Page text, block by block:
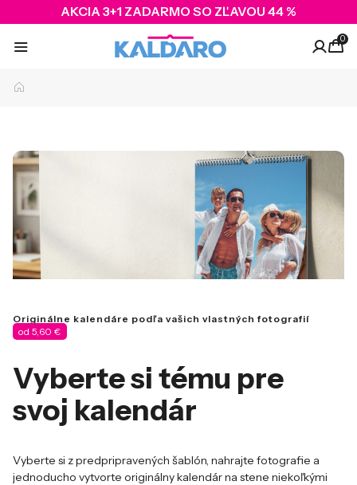
AKCIA 3+1 ZADARMO SO ZĽAVOU 44 %
0
Originálne kalendáre podľa vašich vlastných fotografií
od 5,60 €
Vyberte si tému pre
svoj kalendár
Vyberte si z predpripravených šablón, nahrajte fotografie a
jednoducho vytvorte originálny kalendár na stene niekoľkými